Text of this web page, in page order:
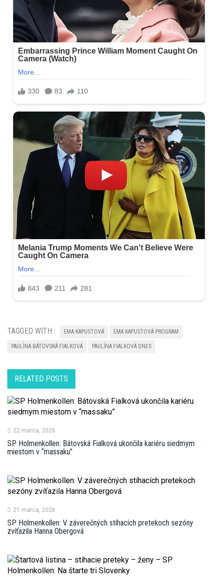
TAGGED WITH : EMA KAPUSTOVÁ EMA KAPUSTOVÁ PROGRAM
PAULÍNA BÁTOVSKÁ FIALKOVÁ PAULÍNA FIALKOVÁ DNES
RELATED POSTS
22 marca, 2026
SP Holmenkollen: Bátovská Fialková ukončila kariéru siedmym
miestom v “massaku”
21 marca, 2026
SP Holmenkollen: V záverečných stíhacích pretekoch sezóny
zvíťazila Hanna Obergová